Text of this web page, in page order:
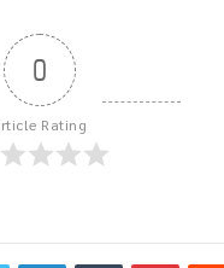
0
Rating